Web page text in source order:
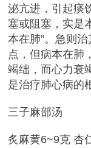
泌亢进，引起痰
塞或阻塞，实是
本在肺”。急则
点，但病本在肺
竭绌，而心力衰
是治疗肺心病的
三子麻部汤
炙麻黄6~9克 杏